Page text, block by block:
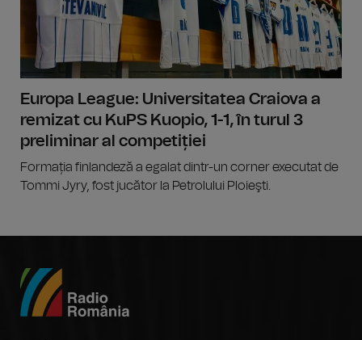
Europa League: Universitatea Craiova a
remizat cu KuPS Kuopio, 1-1, în turul 3
preliminar al competiției
Formația finlandeză a egalat dintr-un corner executat de
Tommi Jyry, fost jucător la Petrolului Ploieşti.